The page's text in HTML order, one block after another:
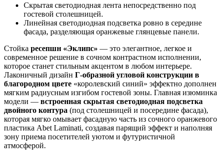
Скрытая светодиодная лента непосредственно под
гостевой столешницей.
Линейная светодиодная подсветка ровно в середине
фасада, разделяющая оранжевые глянцевые панели.
Стойка ресепшн «Эклипс» — это элегантное, легкое и
современное решение в сочном контрастном исполнении,
которое станет стильным акцентом в любом интерьере.
Лаконичный дизайн Г-образной угловой конструкции в
благородном цвете «королевский синий» эффектно дополнен
мягким радиусным изгибом гостевой зоны. Главная изюминка
модели — встроенная скрытая светодиодная подсветка
двойного контура (под столешницей и посередине фасада),
которая мягко омывает фасадную часть из сочного оранжевого
пластика Abet Laminati, создавая парящий эффект и наполняя
зону приема посетителей уютом и футуристичной
атмосферой.